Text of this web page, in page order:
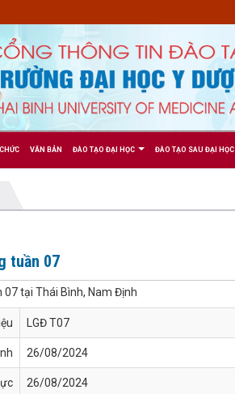
VĂN BẢN ĐÀO TẠO ĐẠI HỌC ĐÀO TẠO SAU ĐẠI HỌC
tuần 07
07 tại Thái Bình, Nam Định
LGĐ T07
26/08/2024
26/08/2024